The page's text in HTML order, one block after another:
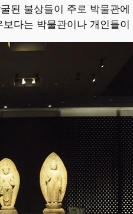
된 불상들이 주로 박물관
다는 박물관이나 개인들